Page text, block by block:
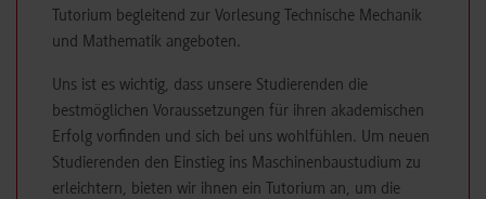
Tutorium begleitend zur Vorlesung Technische Mechanik
und Mathematik angeboten.
Uns ist es wichtig, dass unsere Studierenden die
bestmöglichen Voraussetzungen für ihren akademischen
Erfolg vorfinden und sich bei uns wohlfühlen. Um neuen
Studierenden den Einstieg ins Maschinenbaustudium zu
erleichtern, bieten wir ihnen ein Tutorium an, um die